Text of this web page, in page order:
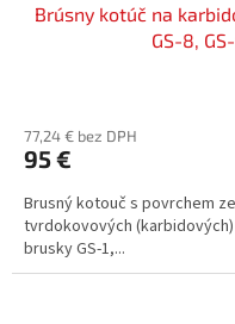
Brúsny kotúč na
GS-8,
77,24 € bez DPH
95 €
Brusný kotouč s povrchem
tvrdokovových
brusky GS-1,...